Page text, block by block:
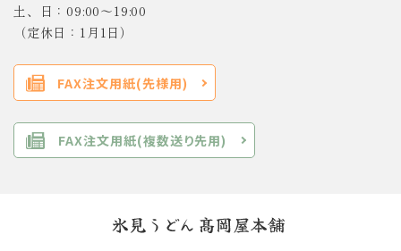
土、日：09:00～19:00
（定休日：1月1日）
FAX注文用紙(先様用)
FAX注文用紙(複数送り先用)